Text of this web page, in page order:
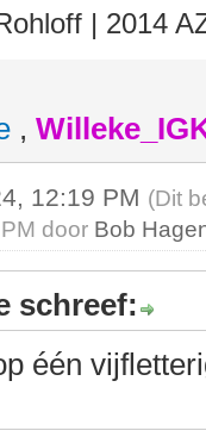
| 2014
,
12:19 PM (Dit
door Bob
schreef:
één